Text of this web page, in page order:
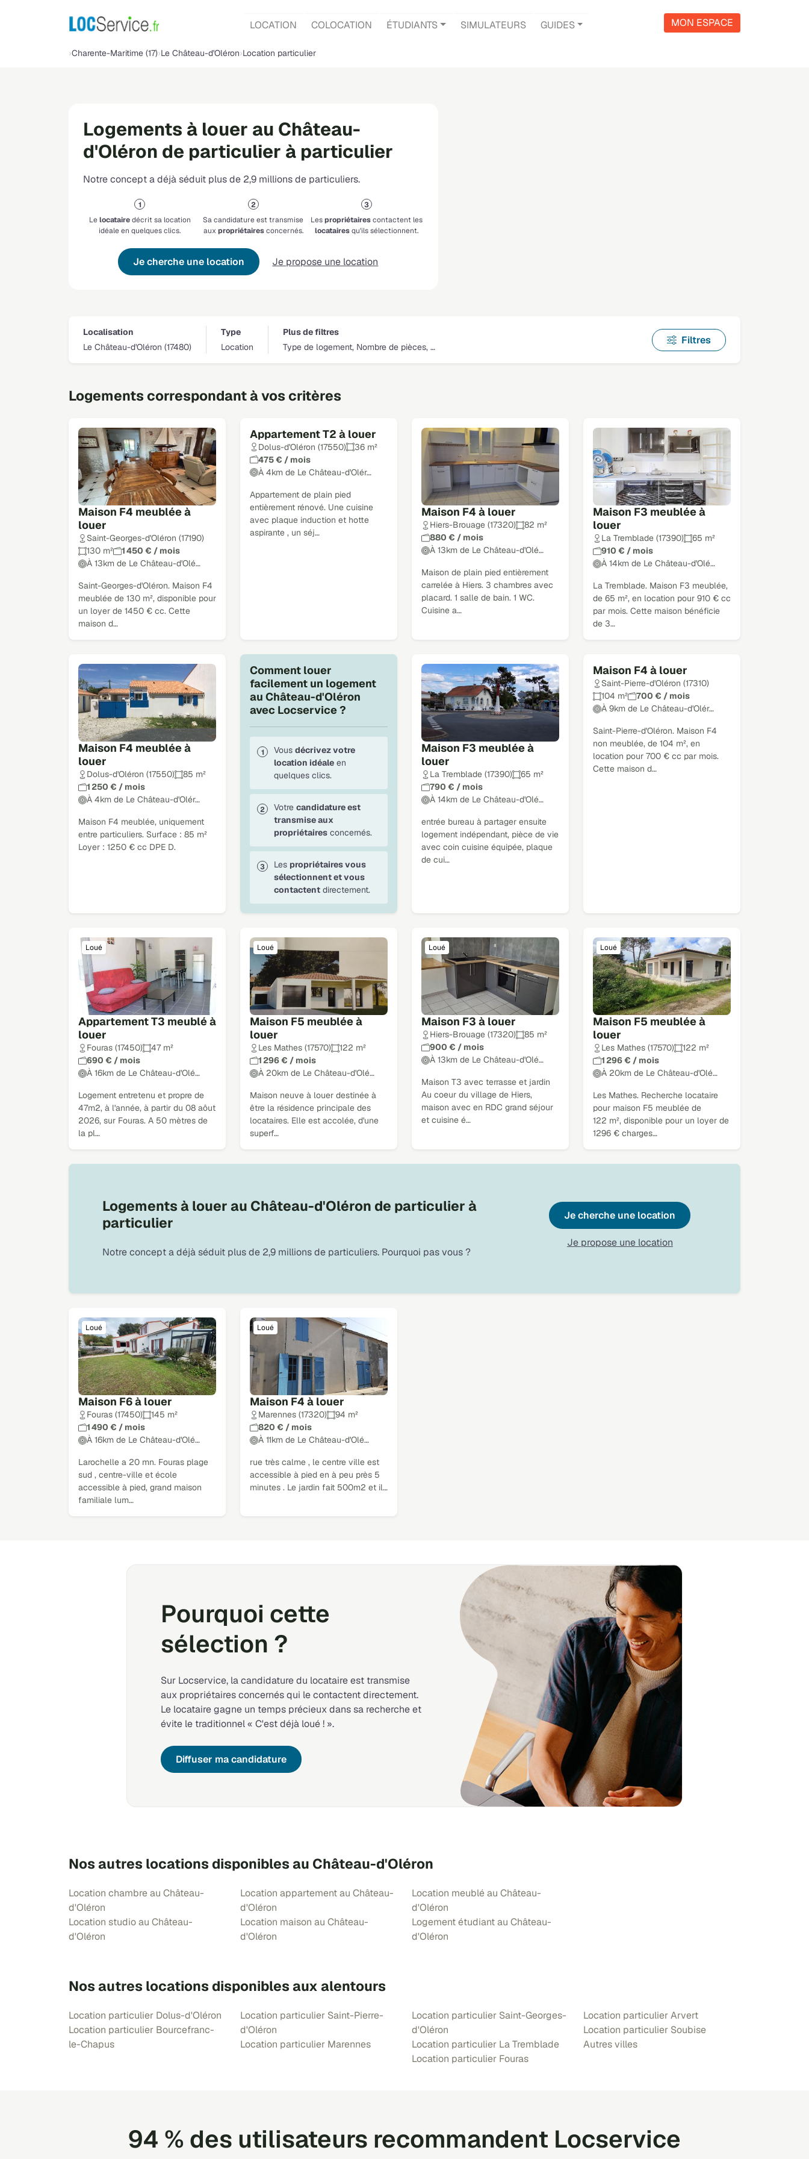
LOCATION COLOCATION ÉTUDIANTS SIMULATEURS GUIDES MON ESPACE
Charente-Maritime (17) Le Château-d'Oléron Location particulier
Logements à louer au Château-
d'Oléron de particulier à particulier
Notre concept a déjà séduit plus de 2,9 millions de particuliers.
Lelocatairedécrit sa location
idéale en quelques clics.
Sa candidature est transmise
auxpropriétairesconcernés.
Lespropriétairescontactent les
locatairesqu'ils sélectionnent.
Je cherche une location Je propose une location
Localisation
Le Château-d'Oléron (17480)
Type
Location
Plus de filtres
Type de logement, Nombre de pièces, …
Filtres
Logements correspondant à vos critères
Maison F4 meublée à
louer
Saint-Georges-d'Oléron (17190)
130 m²
1 450 € / mois
À 13km de Le Château-d'Olé…
Saint-Georges-d'Oléron. Maison F4
meublée de 130 m², disponible pour
un loyer de 1450 € cc. Cette
maison d…
Appartement T2 à louer
Dolus-d'Oléron (17550)
36 m²
475 € / mois
À 4km de Le Château-d'Olér…
Appartement de plain pied
entièrement rénové. Une cuisine
avec plaque induction et hotte
aspirante , un séj…
Maison F4 à louer
Hiers-Brouage (17320)
82 m²
880 € / mois
À 13km de Le Château-d'Olé…
Maison de plain pied entièrement
carrelée à Hiers. 3 chambres avec
placard. 1 salle de bain. 1 WC.
Cuisine a…
Maison F3 meublée à
louer
La Tremblade (17390)
65 m²
910 € / mois
À 14km de Le Château-d'Olé…
La Tremblade. Maison F3 meublée,
de 65 m², en location pour 910 € cc
par mois. Cette maison bénéficie
de 3…
Maison F4 meublée à
louer
Dolus-d'Oléron (17550)
85 m²
1 250 € / mois
À 4km de Le Château-d'Olér…
Maison F4 meublée, uniquement
entre particuliers. Surface : 85 m²
Loyer : 1250 € cc DPE D.
Maison F3 meublée à
louer
La Tremblade (17390)
65 m²
790 € / mois
À 14km de Le Château-d'Olé…
entrée bureau à partager ensuite
logement indépendant, pièce de vie
avec coin cuisine équipée, plaque
de cui…
Maison F4 à louer
Loué
Saint-Pierre-d'Oléron (17310)
104 m²
700 € / mois
À 9km de Le Château-d'Olér…
Saint-Pierre-d'Oléron. Maison F4
non meublée, de 104 m², en
location pour 700 € cc par mois.
Cette maison d…
Appartement T3 meublé à
louer
Loué
Fouras (17450)
47 m²
690 € / mois
À 16km de Le Château-d'Olé…
Logement entretenu et propre de
47m2, à l'année, à partir du 08 aôut
2026, sur Fouras. A 50 mètres de
la pl…
Maison F5 meublée à
louer
Loué
Les Mathes (17570)
122 m²
1 296 € / mois
À 20km de Le Château-d'Olé…
Maison neuve à louer destinée à
être la résidence principale des
locataires. Elle est accolée, d'une
superf…
Maison F3 à louer
Loué
Hiers-Brouage (17320)
85 m²
900 € / mois
À 13km de Le Château-d'Olé…
Maison T3 avec terrasse et jardin
Au coeur du village de Hiers,
maison avec en RDC grand séjour
et cuisine é…
Maison F5 meublée à
louer
Loué
Les Mathes (17570)
122 m²
1 296 € / mois
À 20km de Le Château-d'Olé…
Les Mathes. Recherche locataire
pour maison F5 meublée de
122 m², disponible pour un loyer de
1296 € charges…
Maison F6 à louer
Loué
Fouras (17450)
145 m²
1 490 € / mois
À 16km de Le Château-d'Olé…
Larochelle a 20 mn. Fouras plage
sud , centre-ville et école
accessible à pied, grand maison
familiale lum…
Maison F4 à louer
Loué
Marennes (17320)
94 m²
820 € / mois
À 11km de Le Château-d'Olé…
rue très calme , le centre ville est
accessible à pied en à peu près 5
minutes . Le jardin fait 500m2 et il…
Comment louer
facilement un logement
au Château-d'Oléron
avec Locservice ?
Vous décrivez votre
location idéale en
quelques clics.
Votre candidature est
transmise aux
propriétaires concernés.
Les propriétaires vous
sélectionnent et vous
contactent directement.
Logements à louer au Château-d'Oléron de particulier à
particulier
Notre concept a déjà séduit plus de 2,9 millions de particuliers. Pourquoi pas vous ?
Je cherche une location
Je propose une location
Pourquoi cette
sélection ?
Sur Locservice, la candidature du locataire est transmise
aux propriétaires concernés qui le contactent directement.
Le locataire gagne un temps précieux dans sa recherche et
évite le traditionnel « C'est déjà loué ! ».
Diffuser ma candidature
Nos autres locations disponibles au Château-d'Oléron
Location chambre au Château-
d'Oléron
Location studio au Château-
d'Oléron
Location appartement au Château-
d'Oléron
Location maison au Château-
d'Oléron
Location meublé au Château-
d'Oléron
Logement étudiant au Château-
d'Oléron
Nos autres locations disponibles aux alentours
Location particulier Dolus-d'Oléron
Location particulier Bourcefranc-
le-Chapus
Location particulier Saint-Pierre-
d'Oléron
Location particulier Marennes
Location particulier Saint-Georges-
d'Oléron
Location particulier La Tremblade
Location particulier Fouras
Location particulier Arvert
Location particulier Soubise
Autres villes
94 % des utilisateurs recommandent Locservice